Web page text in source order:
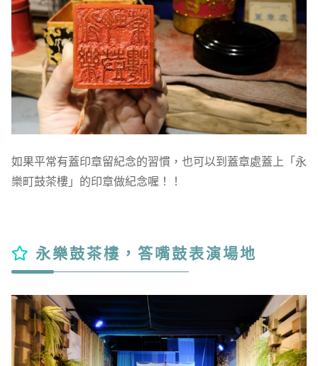
如果平常有蓋印章留紀念的習慣，也可以到蓋章處蓋上「永
樂町鼓茶樓」的印章做紀念喔！！
永樂鼓茶樓，答嘴鼓表演場地